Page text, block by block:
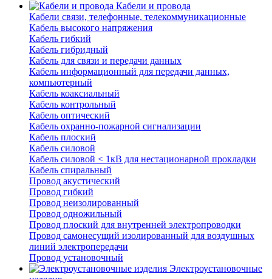
Кабели и провода
Кабели связи, телефонные, телекоммуникационные
Кабель высокого напряжения
Кабель гибкий
Кабель гибридный
Кабель для связи и передачи данных
Кабель информационный для передачи данных,
компьютерный
Кабель коаксиальный
Кабель контрольный
Кабель оптический
Кабель охранно-пожарной сигнализации
Кабель плоский
Кабель силовой
Кабель силовой < 1кВ для нестационарной прокладки
Кабель спиральный
Провод акустический
Провод гибкий
Провод неизолированный
Провод одножильный
Провод плоский для внутренней электропроводки
Провод самонесущий изолированный для воздушных
линий электропередачи
Провод установочный
Электроустановочные